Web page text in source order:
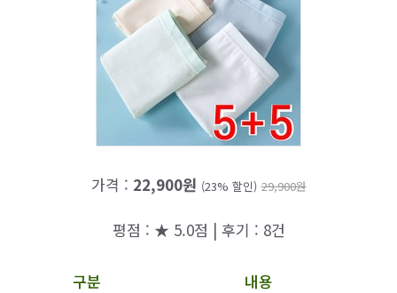
가격 : 22,900원 (23% 할인) 29,900원
평점 : ★ 5.0점 | 후기 : 8건
구분
내용